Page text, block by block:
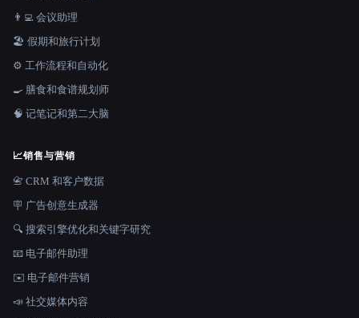
👨‍💻 会议助理
🏖 假期和旅行计划
⚙️ 工作流程和自动化
🍳 膳食和食谱规划师
🧠 记笔记和第二大脑
📈销售与营销
📇 CRM 和客户数据
🪧 广告创意生成器
🔍 搜索引擎优化和关键字研究
📧 电子邮件助理
✉️ 电子邮件营销
📣 社交媒体内容